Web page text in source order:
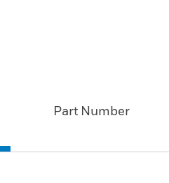
Part Number